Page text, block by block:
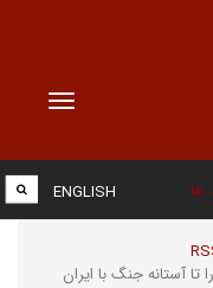
Toggle
ها ENGLISH
آستانه جنگ با ایران